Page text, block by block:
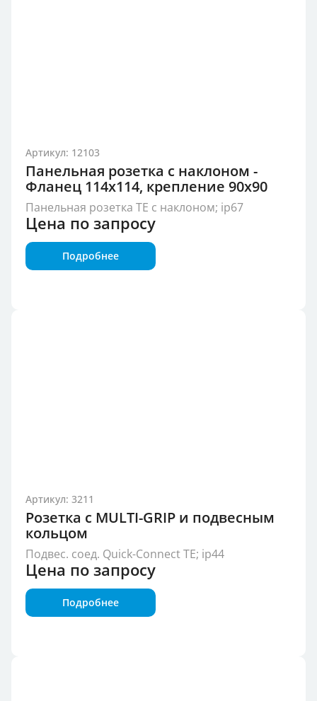
Артикул: 12103
Панельная розетка с наклоном -
Фланец 114x114, крепление 90x90
Панельная розетка TE с наклоном; ip67
Цена по запросу
Подробнее
Артикул: 3211
Розетка с MULTI-GRIP и подвесным
кольцом
Подвес. соед. Quick-Connect TE; ip44
Цена по запросу
Подробнее